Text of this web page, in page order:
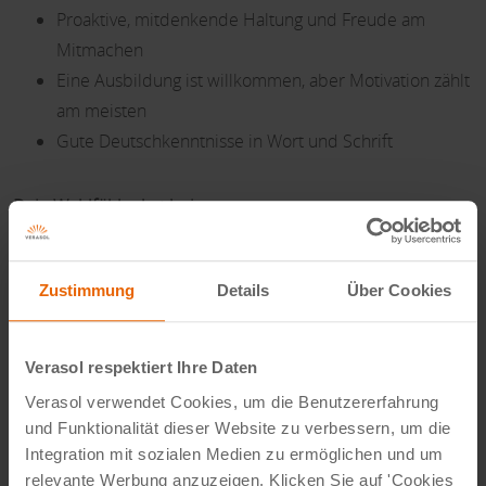
Zustimmung Details Über Cookies
Verasol respektiert Ihre Daten
Verasol verwendet Cookies, um die Benutzererfahrung
und Funktionalität dieser Website zu verbessern, um die
Integration mit sozialen Medien zu ermöglichen und um
relevante Werbung anzuzeigen. Klicken Sie auf 'Cookies
Proaktive, mitdenkende Haltung und Freude am
Mitmachen
Eine Ausbildung ist willkommen, aber Motivation zählt
am meisten
Gute Deutschkenntnisse in Wort und Schrift
Dein Wohlfühlpaket bei uns:
Monat)
digitales Personalsystem (via App)
28 Tage Urlaub + Sonderurlaub (z. B. zur
Eheschließung, Geburt)
Mitarbeiterrabatte & Produktvorteile